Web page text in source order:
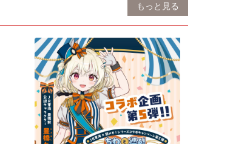
もっと見る